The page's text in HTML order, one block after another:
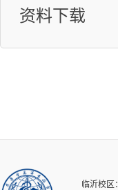
资料下载
临沂校区